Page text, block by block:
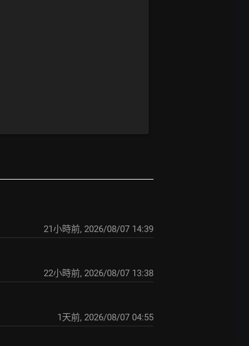
21小時前, 2026/08/07 14:39
22小時前, 2026/08/07 13:38
1天前, 2026/08/07 04:55